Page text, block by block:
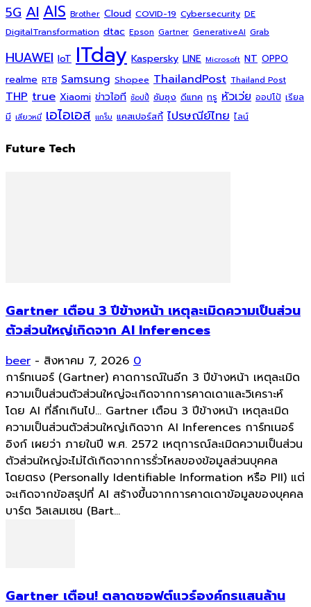
5G AI AIS Brother Cloud COVID-19 Cybersecurity DE
DigitalTransformation dtac Epson Gartner GenerativeAI Grab
HUAWEI IoT ITday Kaspersky LINE Microsoft NT OPPO
realme RTB Samsung Shopee ThailandPost Thailand Post
THP true Xiaomi ข่าวไอที ช้อปปี้ ซัมซุง ดีแทค ทรู หัวเว่ย ออปโป้ เรียล
มี เสียวหมี่ เอไอเอส แกร็บ แคสเปอร์สกี้ ไปรษณีย์ไทย ไลน์
Future Tech
Gartner เตือน 3 ปีข้างหน้า เหตุละเมิดความเป็นส่วน
ตัวส่วนใหญ่เกิดจาก AI Inferences
beer - สิงหาคม 7, 2026 0
การ์ทเนอร์ (Gartner) คาดการณ์ในอีก 3 ปีข้างหน้า เหตุละเมิด
ความเป็นส่วนตัวส่วนใหญ่จะเกิดจากการคาดเดาและวิเคราะห์
โดย AI ที่ลึกเกินไป... Gartner เตือน 3 ปีข้างหน้า เหตุละเมิด
ความเป็นส่วนตัวส่วนใหญ่เกิดจาก AI Inferences การ์ทเนอร์
อิงก์ เผยว่า ภายในปี พ.ศ. 2572 เหตุการณ์ละเมิดความเป็นส่วน
ตัวส่วนใหญ่จะไม่ได้เกิดจากการรั่วไหลของข้อมูลส่วนบุคคล
โดยตรง (Personally Identifiable Information หรือ PII) แต่
จะเกิดจากข้อสรุปที่ AI สร้างขึ้นจากการคาดเดาข้อมูลของบุคคล
บาร์ต วิลเลมเซน (Bart...
Gartner เตือน! ตลาดซอฟต์แวร์องค์กรแสนล้าน